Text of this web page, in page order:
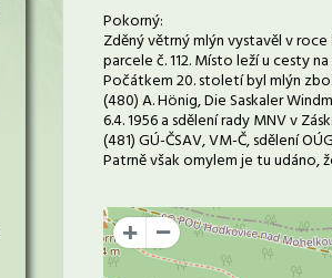
Pokorný:
Zděný větrný mlýn vystavěl v
parcele č. 112. Místo leží u cesty
Počátkem 20. století byl mlýn
(480) A. Hönig, Die Saskaler
6.4. 1956 a sdělení rady MNV v
(481) GÚ-ČSAV, VM-Č, sdělení
Patrně však omylem je tu udáno,
+